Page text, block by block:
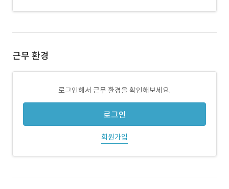
근무 환경
로그인해서 근무 환경을 확인해보세요.
로그인
회원가입